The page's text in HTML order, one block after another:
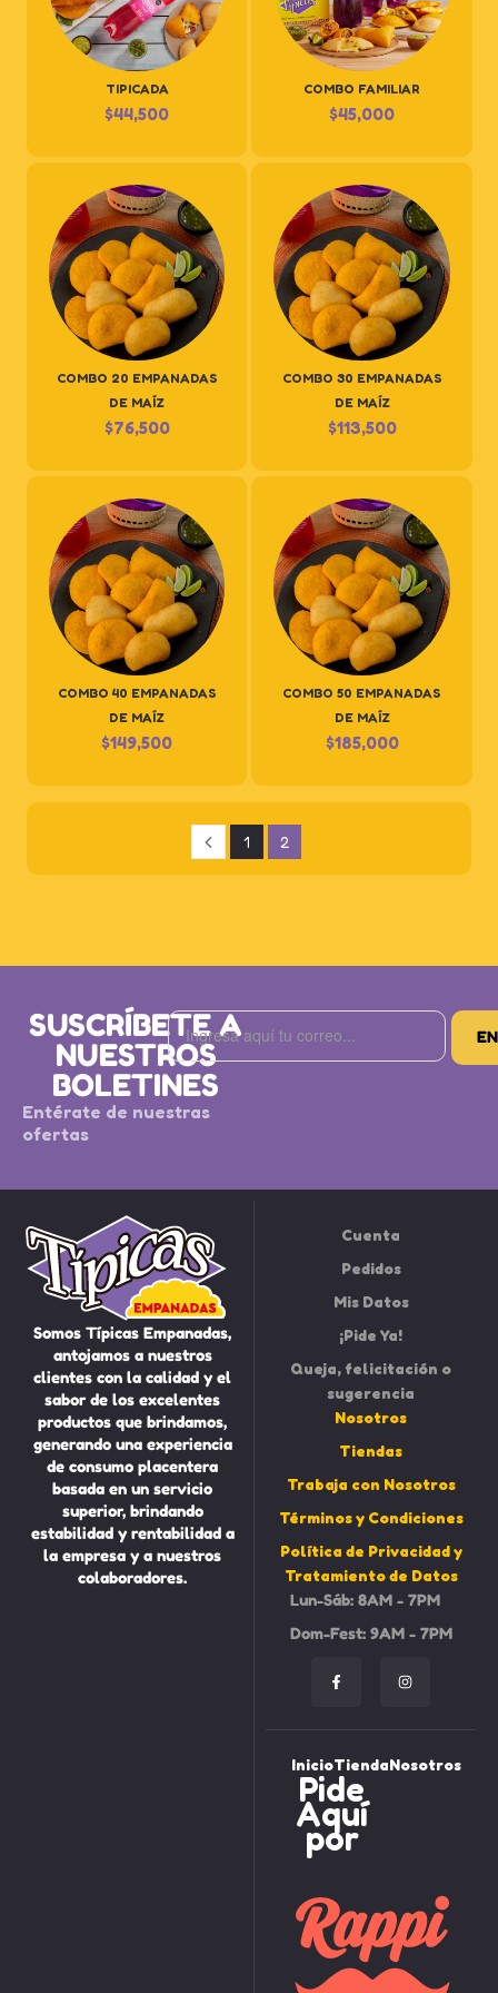
TIPICADA
$44,500
COMBO FAMILIAR
$45,000
COMBO 20 EMPANADAS
DE MAÍZ
$76,500
COMBO 30 EMPANADAS
DE MAÍZ
$113,500
COMBO 40 EMPANADAS
DE MAÍZ
$149,500
COMBO 50 EMPANADAS
DE MAÍZ
$185,000
1 2
SUSCRÍBETE A
NUESTROS
BOLETINES
Entérate de nuestras
ofertas
Somos Típicas Empanadas,
antojamos a nuestros
clientes con la calidad y el
sabor de los excelentes
productos que brindamos,
generando una experiencia
de consumo placentera
basada en un servicio
superior, brindando
estabilidad y rentabilidad a
la empresa y a nuestros
colaboradores.
Cuenta
Pedidos
Mis Datos
¡Pide Ya!
Queja, felicitación o
sugerencia
Nosotros
Tiendas
Trabaja con Nosotros
Términos y Condiciones
Política de Privacidad y
Tratamiento de Datos
Lun-Sáb: 8AM - 7PM
Dom-Fest: 9AM - 7PM
InicioTiendaNosotros
Pide
Aquí
por